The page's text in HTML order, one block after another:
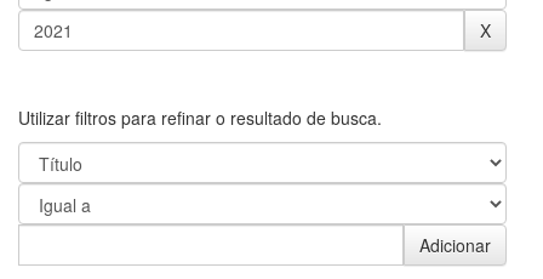
Utilizar filtros para refinar o resultado de busca.